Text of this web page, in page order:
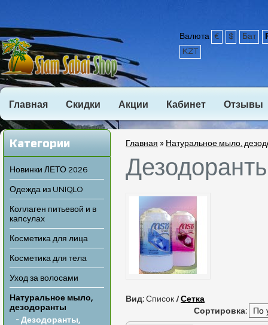
Валюта € $ Бат
KZT
Главная Скидки Акции Кабинет Отзывы
Категории
Новинки ЛЕТО 2026
Одежда из UNIQLO
Коллаген питьевой и в
капсулах
Косметика для лица
Косметика для тела
Уход за волосами
Натуральное мыло,
дезодоранты
- Дезодоранты,
Главная » Натуральное мыло,
Вид: Список / Сетка
Сортировка: